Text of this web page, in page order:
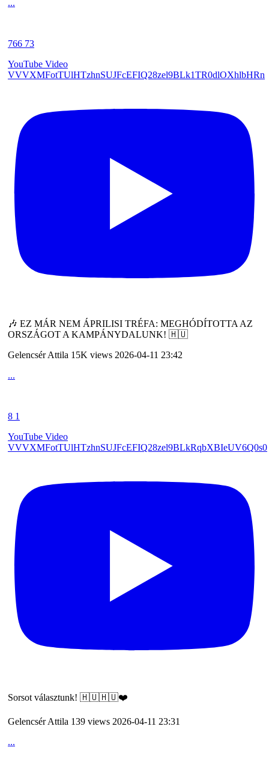
...
766 73
YouTube Video
VVVXMFotTUlHTzhnSUJFcEFIQ28zel9BLk1TR0dlOXhlbHRn
🎶 EZ MÁR NEM ÁPRILISI TRÉFA: MEGHÓDÍTOTTA AZ
ORSZÁGOT A KAMPÁNYDALUNK! 🇭🇺
Gelencsér Attila 15K views 2026-04-11 23:42
...
8 1
YouTube Video
VVVXMFotTUlHTzhnSUJFcEFIQ28zel9BLkRqbXBIeUV6Q0s0
Sorsot választunk! 🇭🇺🇭🇺❤️
Gelencsér Attila 139 views 2026-04-11 23:31
...